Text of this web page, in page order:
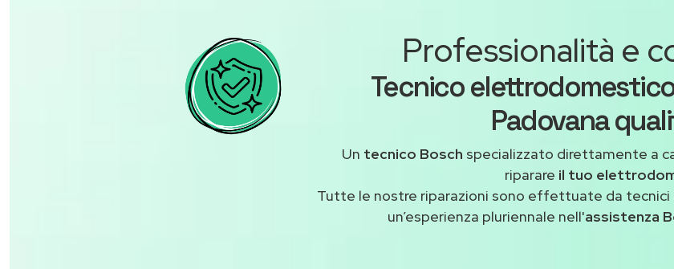
Professionalità e
Tecnico
Padovana
Un tecnico Bosch specializzato direttamente a
riparare il tuo
Tutte le nostre riparazioni sono effettuate da
un’esperienza pluriennale nell'assistenza